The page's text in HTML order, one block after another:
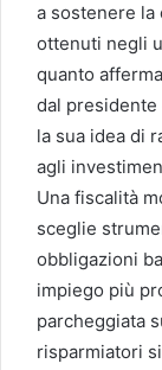
a sostenere la
ottenuti negli
quanto
dal presidente
la sua idea di
agli
Una fiscalità
sceglie
obbligazioni
impiego più
parcheggiata
risparmiatori